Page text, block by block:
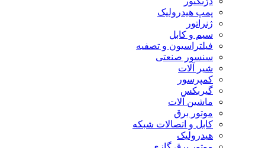
پمپ هیدرولیک
ژنراتور
سیم و کابل
فیلتراسیون و تصفیه
سنسور صنعتی
شیر آلات
کمپرسور
گیربکس
ماشین آلات
موتور برق
کابل و اتصالات شبکه
هیدرولیک